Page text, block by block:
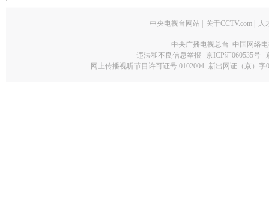
中央电视台网站 关于CCTV.com 人
中央广播电视总台 中国网络
违法和不良信息举报
京ICP证060535号
网上传播视听节目许可证号 0102004 新出网证（京）